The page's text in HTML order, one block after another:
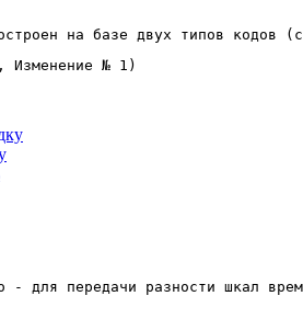
на базе двух типов кодов
Изменение № 1)
- для передачи разности шкал